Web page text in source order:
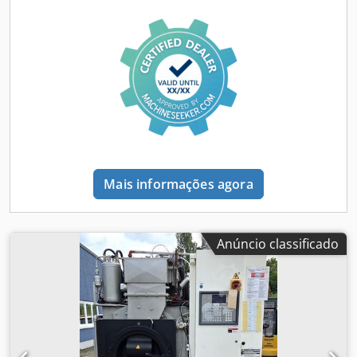
Mais informações agora
Anúncio classificado